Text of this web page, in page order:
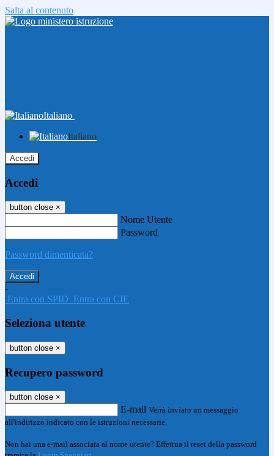
Salta al contenuto
Italiano
Italiano
Accedi
Accedi
button close ×
Nome Utente
Password
Password dimenticata?
-
Entra con SPID Entra con CIE
Seleziona utente
button close ×
Recupero password
button close ×
E-mail Verrà inviato un messaggio
all'indirizzo indicato con le istruzioni necessarie.
Non hai una e-mail associata al nome utente? Effettua il reset della password